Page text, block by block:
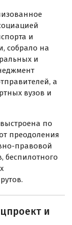
и
собрало на
и
а
вузов и
по
преодоления
правовой
беспилотного
и